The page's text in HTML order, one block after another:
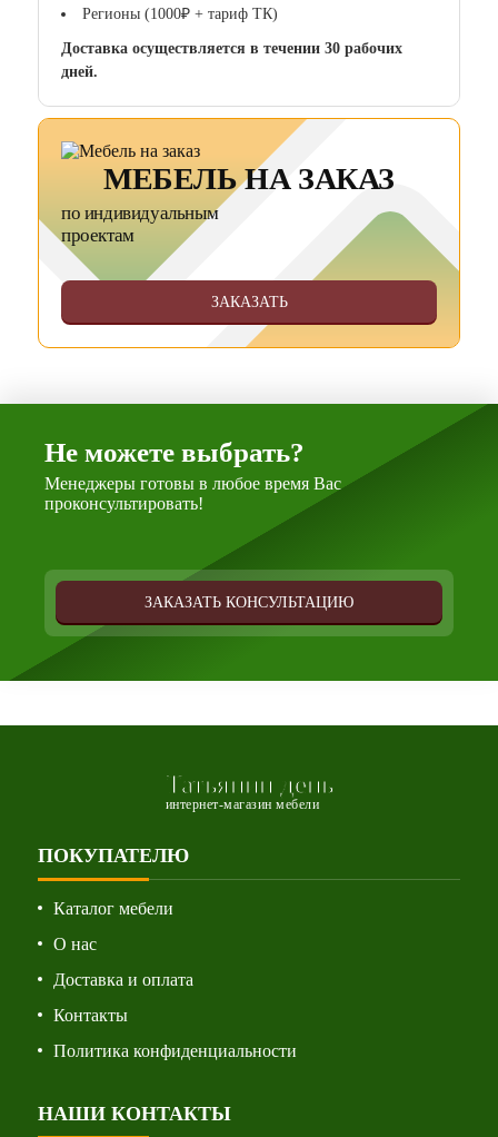
Регионы (1000₽ + тариф ТК)
Доставка осуществляется в течении 30 рабочих
дней.
МЕБЕЛЬ НА ЗАКАЗ
по индивидуальным
проектам
ЗАКАЗАТЬ
Не можете выбрать?
Менеджеры готовы в любое время Вас
проконсультировать!
ЗАКАЗАТЬ КОНСУЛЬТАЦИЮ
Татьянин день
интернет-магазин мебели
ПОКУПАТЕЛЮ
Каталог мебели
О нас
Доставка и оплата
Контакты
Политика конфиденциальности
НАШИ КОНТАКТЫ